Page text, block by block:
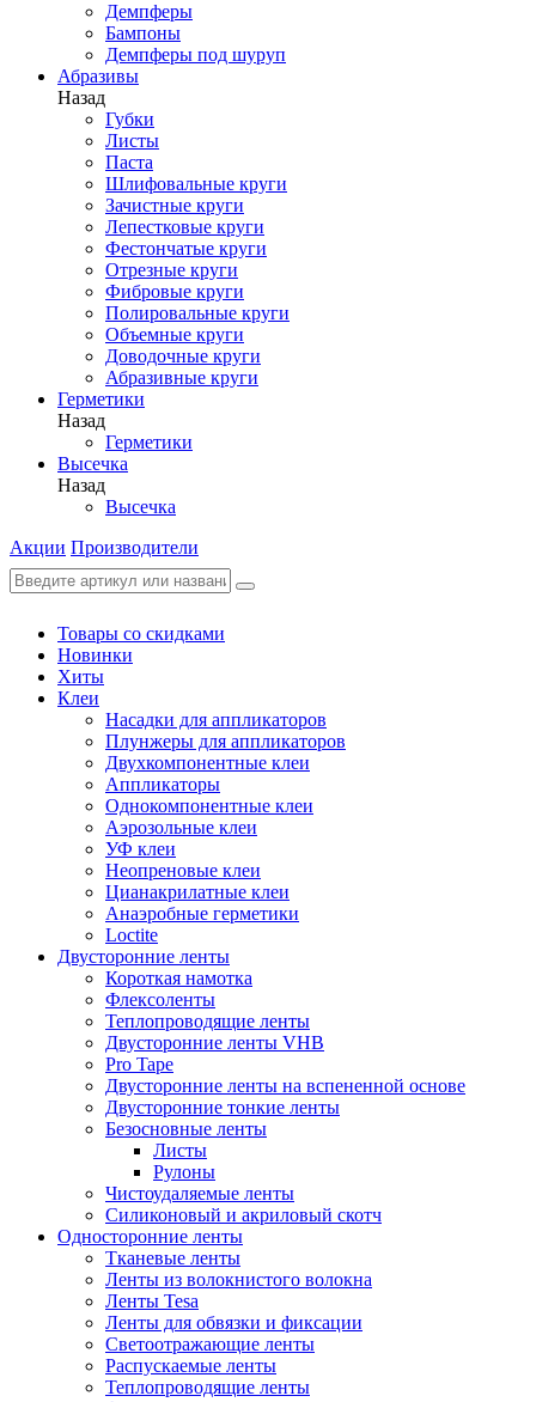
Демпферы
Бампоны
Демпферы под шуруп
Абразивы
Назад
Губки
Листы
Паста
Шлифовальные круги
Зачистные круги
Лепестковые круги
Фестончатые круги
Отрезные круги
Фибровые круги
Полировальные круги
Объемные круги
Доводочные круги
Абразивные круги
Герметики
Назад
Герметики
Высечка
Назад
Высечка
Акции Производители
Товары со скидками
Новинки
Хиты
Клеи
Насадки для аппликаторов
Плунжеры для аппликаторов
Двухкомпонентные клеи
Аппликаторы
Однокомпонентные клеи
Аэрозольные клеи
УФ клеи
Неопреновые клеи
Цианакрилатные клеи
Анаэробные герметики
Loctite
Двусторонние ленты
Короткая намотка
Флексоленты
Теплопроводящие ленты
Двусторонние ленты VHB
Pro Tape
Двусторонние ленты на вспененной основе
Двусторонние тонкие ленты
Безосновные ленты
Листы
Рулоны
Чистоудаляемые ленты
Силиконовый и акриловый скотч
Односторонние ленты
Тканевые ленты
Ленты из волокнистого волокна
Ленты Tesa
Ленты для обвязки и фиксации
Светоотражающие ленты
Распускаемые ленты
Теплопроводящие ленты